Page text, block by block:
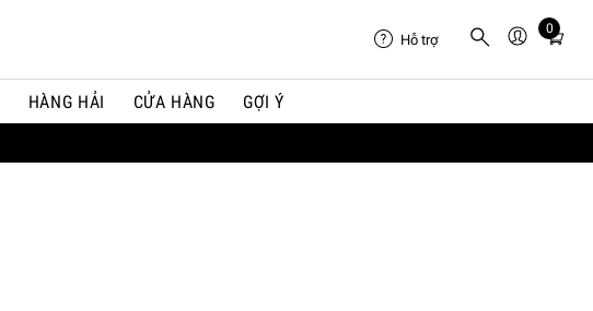
HÀNG HẢI CỬA HÀNG GỢI Ý
Hỗ trợ
0
Total
in